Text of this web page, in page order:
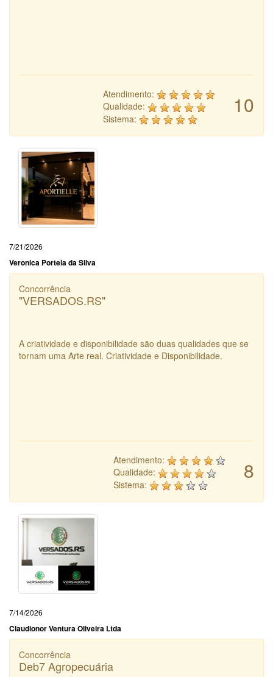
10
Atendimento:
Qualidade:
Sistema:
7/21/2026
Veronica Portela da Silva
Concorrência
"VERSADOS.RS"
A criatividade e disponibilidade são duas qualidades que se
tornam uma Arte real. Criatividade e Disponibilidade.
8
Atendimento:
Qualidade:
Sistema:
7/14/2026
Claudionor Ventura Oliveira Ltda
Concorrência
Deb7 Agropecuária